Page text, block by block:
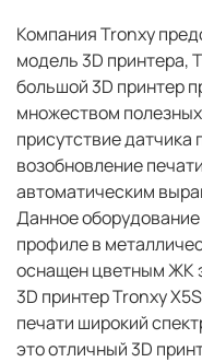
Компания Tronxy
модель 3D принтера,
большой 3D принтер
множеством
присутствие датчика
возобновление
автоматическим
Данное
профиле в
оснащен цветным ЖК
3D принтер Tronxy
печати широкий
это отличный 3D